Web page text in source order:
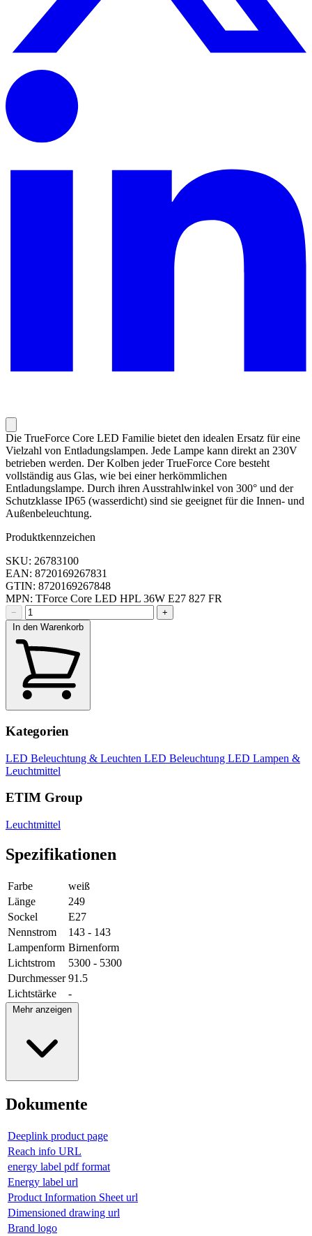
Die TrueForce Core LED Familie bietet den idealen Ersatz für eine
Vielzahl von Entladungslampen. Jede Lampe kann direkt an 230V
betrieben werden. Der Kolben jeder TrueForce Core besteht
vollständig aus Glas, wie bei einer herkömmlichen
Entladungslampe. Durch ihren Ausstrahlwinkel von 300° und der
Schutzklasse IP65 (wasserdicht) sind sie geeignet für die Innen- und
Außenbeleuchtung.
Produktkennzeichen
SKU: 26783100
EAN: 8720169267831
GTIN: 8720169267848
MPN: TForce Core LED HPL 36W E27 827 FR
−
+
In den Warenkorb
Kategorien
LED Beleuchtung & Leuchten LED Beleuchtung LED Lampen &
Leuchtmittel
ETIM Group
Leuchtmittel
Spezifikationen
Farbe
weiß
Länge
249
Sockel
E27
Nennstrom
143 - 143
Lampenform Birnenform
Lichtstrom
5300 - 5300
Durchmesser 91.5
Lichtstärke
-
Mehr anzeigen
Dokumente
Deeplink product page
Reach info URL
energy label pdf format
Energy label url
Product Information Sheet url
Dimensioned drawing url
Brand logo